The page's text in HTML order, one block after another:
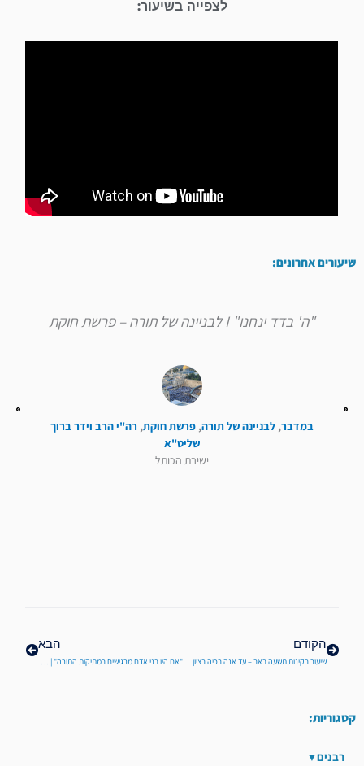
לצפייה בשיעור:
שיעורים אחרונים:
"ה' בדד ינחנו" I לבניינה של תורה – פרשת חוקת
במדבר, לבניינה של תורה, פרשת חוקת, רה"י הרב וידר ברוך
שליט"א
ישיבת הכותל
הקודם
שיעור בקינות תשעה באב – עד אנה בכיה בציון
הבא
"אם היו בני אדם מרגישים במתיקות התורה" | אור החיים הקדוש לפרשת ניצבים
קטגוריות:
רבנים